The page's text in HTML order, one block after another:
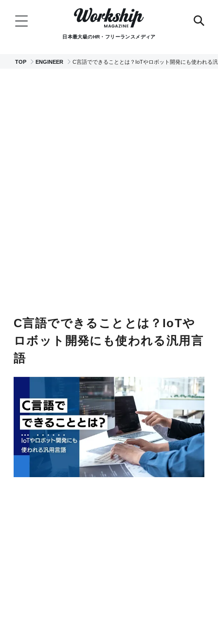
日本最大級のHR・フリーランスメディア
TOP ENGINEER C言語でできることとは？IoTやロボット開発にも使われる
C言語でできることとは？IoTや
ロボット開発にも使われる汎用言
語